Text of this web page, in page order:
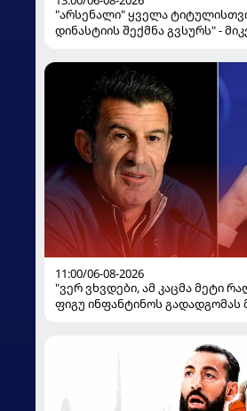
"არსენალი" ყველა
დინასტიის შექმნა გვსურს" -
11:00/06-08-2026
"ვერ ვხვდები, ამ კაცმა მეტი
ფიგუ ინფანტინოს გადადგომას